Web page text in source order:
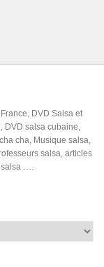
DVD Salsa et
DVD salsa cubaine,
cha, Musique salsa,
salsa, articles
….